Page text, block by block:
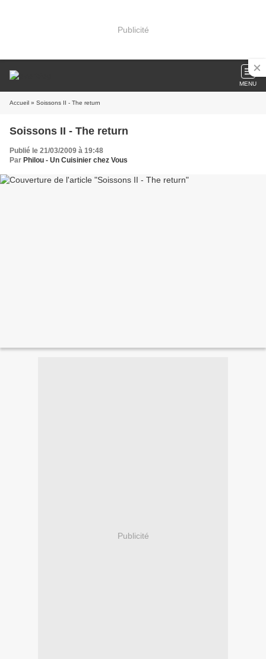
Publicité
MENU
Accueil » Soissons II - The return
Soissons II - The return
Publié le 21/03/2009 à 19:48
Par Philou - Un Cuisinier chez Vous
Publicité